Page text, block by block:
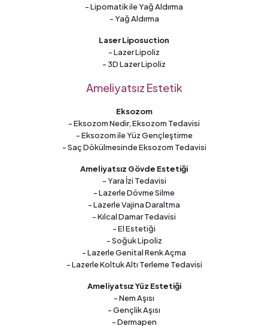
- Lipomatik ile Yağ Aldırma
- Yağ Aldırma
Laser Liposuction
- Lazer Lipoliz
- 3D Lazer Lipoliz
Ameliyatsız Estetik
Eksozom
- Eksozom Nedir, Eksozom Tedavisi
- Eksozom ile Yüz Gençleştirme
- Saç Dökülmesinde Eksozom Tedavisi
Ameliyatsız Gövde Estetiği
- Yara İzi Tedavisi
- Lazerle Dövme Silme
- Lazerle Vajina Daraltma
- Kılcal Damar Tedavisi
- El Estetiği
- Soğuk Lipoliz
- Lazerle Genital Renk Açma
- Lazerle Koltuk Altı Terleme Tedavisi
Ameliyatsız Yüz Estetiği
- Nem Aşısı
- Gençlik Aşısı
- Dermapen